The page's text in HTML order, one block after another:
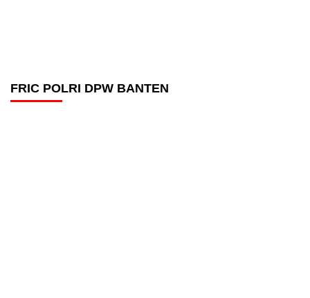
FRIC POLRI DPW BANTEN